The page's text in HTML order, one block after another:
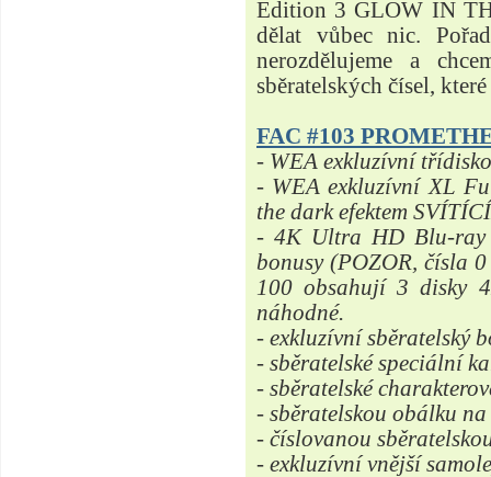
Edition 3 GLOW IN
dělat vůbec nic.
nerozdělujeme a
sběratelských čísel,
FAC #103
- WEA exkluzívní
- WEA exkluzívní XL
the dark efektem
- 4K Ultra HD Blu-
bonusy (POZOR, čísla
100 obsahují 3 disky
náhodné.
- exkluzívní sběratelský
- sběratelské speciální
- sběratelské
- sběratelskou obálku
- číslovanou
- exkluzívní vnější